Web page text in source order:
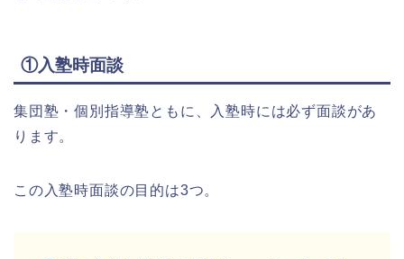
①入塾時面談
集団塾・個別指導塾ともに、入塾時には必ず面談があ
ります。
この入塾時面談の目的は3つ。